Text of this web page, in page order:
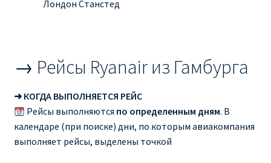
Лондон Станстед
→ Рейсы Ryanair из Гамбурга
➜ КОГДА ВЫПОЛНЯЕТСЯ РЕЙС
Рейсы выполняются по определенным дням. В
календаре (при поиске) дни, по которым авиакомпания
выполняет рейсы, выделены точкой